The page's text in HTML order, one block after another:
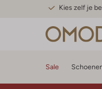
Kies zelf je
Sale